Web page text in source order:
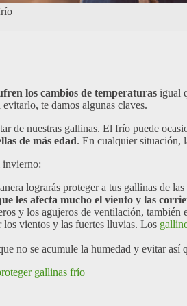
los cambios de temperaturas igual
te damos algunas claves.
de nuestras gallinas. El frío puede
de más edad. En cualquier situación,
invierno:
lograrás proteger a tus gallinas de
les afecta mucho el viento y las
y los agujeros de ventilación, también
los vientos y las fuertes lluvias. Los
no se acumule la humedad y evitar así
gallinas frío